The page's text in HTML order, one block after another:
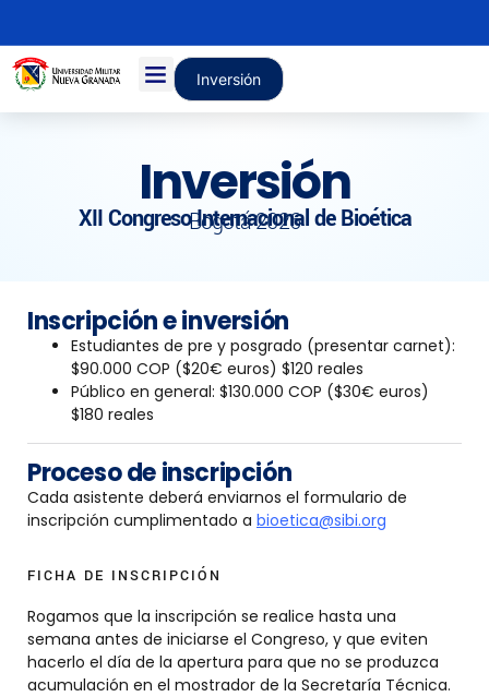
Inversión
Inversión
XII Congreso Internacional de Bioética
Bogotá 2026
Inscripción e inversión
Estudiantes de pre y posgrado (presentar carnet):
$90.000 COP ($20€ euros) $120 reales
Público en general: $130.000 COP ($30€ euros)
$180 reales
Proceso de inscripción
Cada asistente deberá enviarnos el formulario de
inscripción cumplimentado a bioetica@sibi.org
FICHA DE INSCRIPCIÓN
Rogamos que la inscripción se realice hasta una
semana antes de iniciarse el Congreso, y que eviten
hacerlo el día de la apertura para que no se produzca
acumulación en el mostrador de la Secretaría Técnica.